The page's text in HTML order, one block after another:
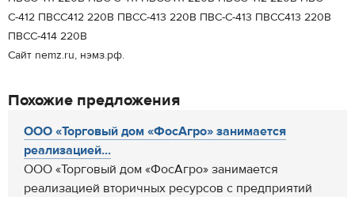
С-412 ПВСС412 220В ПВСС-413 220В ПВС-С-413 ПВСС413 220В
ПВСС-414 220В
Сайт nemz.ru, нэмз.рф.
Похожие предложения
ООО «Торговый дом «ФосАгро» занимается
реализацией...
ООО «Торговый дом «ФосАгро» занимается
реализацией вторичных ресурсов с предприятий